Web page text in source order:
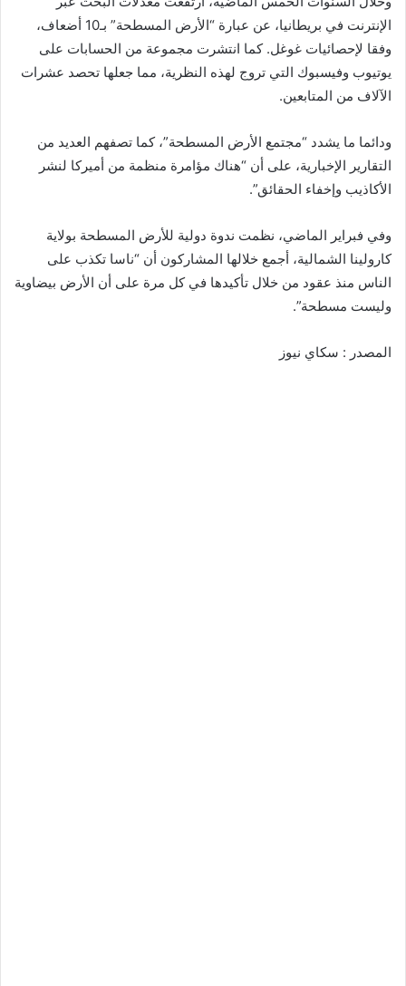
الإنترنت في بريطانيا، عن عبارة “الأرض المسطحة” بـ10 أضعاف،
وفقا لإحصائيات غوغل. كما انتشرت مجموعة من الحسابات على
يوتيوب وفيسبوك التي تروج لهذه النظرية، مما جعلها تحصد عشرات
الآلاف من المتابعين.
ودائما ما يشدد “مجتمع الأرض المسطحة”، كما تصفهم العديد من
التقارير الإخبارية، على أن “هناك مؤامرة منظمة من أميركا لنشر
الأكاذيب وإخفاء الحقائق”.
وفي فبراير الماضي، نظمت ندوة دولية للأرض المسطحة بولاية
كارولينا الشمالية، أجمع خلالها المشاركون أن “ناسا تكذب على
الناس منذ عقود من خلال تأكيدها في كل مرة على أن الأرض بيضاوية
وليست مسطحة”.
المصدر : سكاي نيوز